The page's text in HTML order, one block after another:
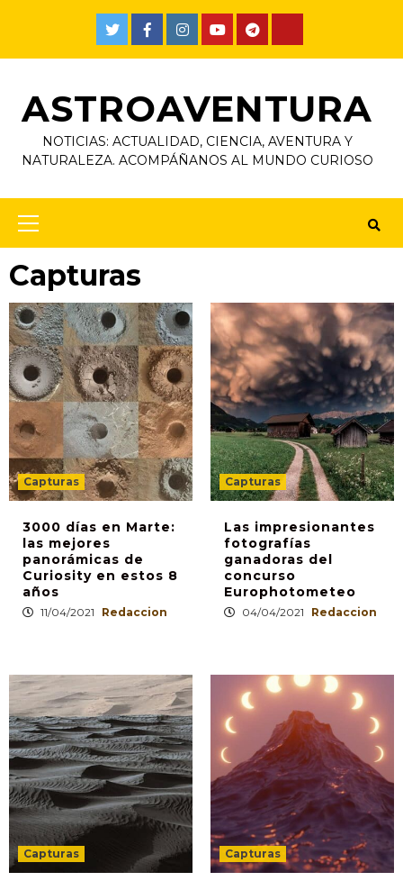
TwitterFacebookInstagram
YoutubeTelegram
TikTok
ASTROAVENTURA
NOTICIAS: ACTUALIDAD, CIENCIA, AVENTURA Y
NATURALEZA. ACOMPÁÑANOS AL MUNDO CURIOSO
Primary
Capturas
Capturas
3000 días en Marte:
las mejores
panorámicas de
Curiosity en estos 8
años
11/04/2021 Redaccion
Capturas
Las impresionantes
fotografías
ganadoras del
concurso
Europhotometeo
04/04/2021 Redaccion
Capturas Capturas